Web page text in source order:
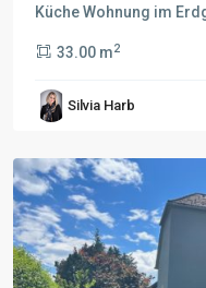
Küche Wohnung im
33.00 m2
Silvia Harb